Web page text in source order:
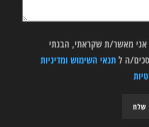
אני מאשר/ת שקראתי, הבנתי
ה ל תנאי השימוש ומדיניות